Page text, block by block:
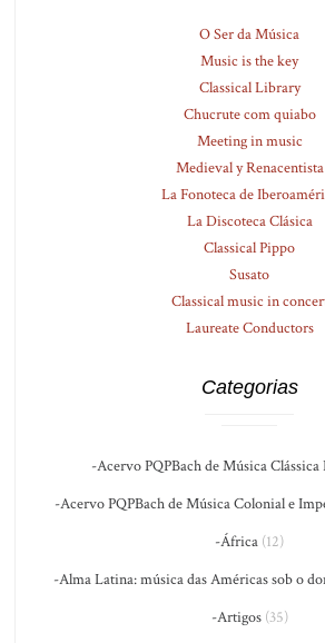
O Ser da Música
Music is the key
Classical Library
Chucrute com quiabo
Meeting in music
Medieval y Renacentista
La Fonoteca de
La Discoteca Clásica
Classical Pippo
Susato
Classical music in
Laureate Conductors
Categorias
-Acervo PQPBach de Música
-Acervo PQPBach de Música Colonial e
-África (12)
-Alma Latina: música das Américas sob o
-Artigos(35)